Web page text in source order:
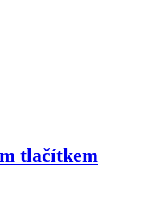
tlačítkem